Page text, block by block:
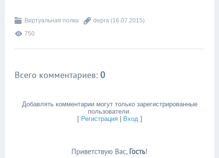
Виртуальная полка depra (16.07.2015)
750
Всего комментариев: 0
Добавлять комментарии могут только зарегистрированные
пользователи.
[ Регистрация| Вход]
Приветствую Вас, Гость!